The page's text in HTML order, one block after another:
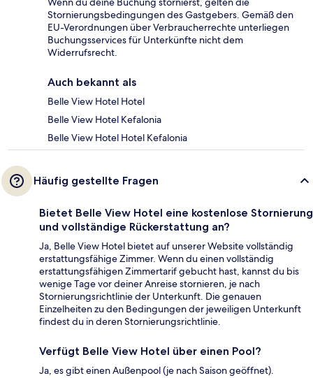
Stornierungsbedingungen des Gastgebers. Gemäß den
EU-Verordnungen über Verbraucherrechte unterliegen
Buchungsservices für Unterkünfte nicht dem
Widerrufsrecht.
Auch bekannt als
Belle View Hotel Hotel
Belle View Hotel Kefalonia
Belle View Hotel Hotel Kefalonia
Häufig gestellte Fragen
Bietet Belle View Hotel eine kostenlose Stornierung
und vollständige Rückerstattung an?
Ja, Belle View Hotel bietet auf unserer Website vollständig
erstattungsfähige Zimmer. Wenn du einen vollständig
erstattungsfähigen Zimmertarif gebucht hast, kannst du bis
wenige Tage vor deiner Anreise stornieren, je nach
Stornierungsrichtlinie der Unterkunft. Die genauen
Einzelheiten zu den Bedingungen der jeweiligen Unterkunft
findest du in deren Stornierungsrichtlinie.
Verfügt Belle View Hotel über einen Pool?
Ja, es gibt einen Außenpool (je nach Saison geöffnet).